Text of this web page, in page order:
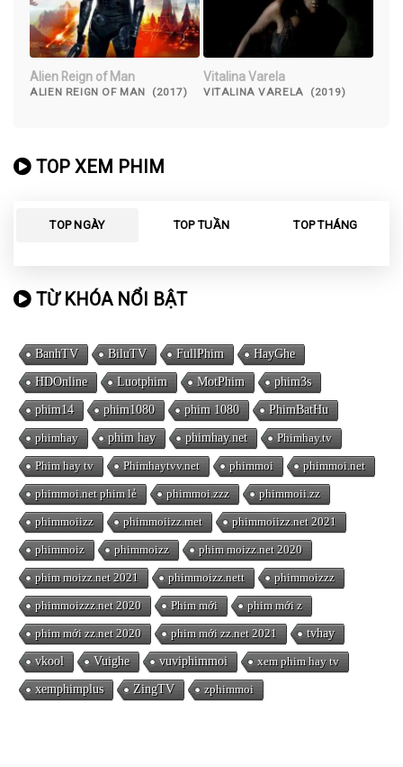
Alien Reign of Man
ALIEN REIGN OF MAN (2017)
Vitalina Varela
VITALINA VARELA (2019)
TOP XEM PHIM
TOP NGÀY TOP TUẦN TOP THÁNG
TỪ KHÓA NỔI BẬT
BanhTV BiluTV FullPhim HayGhe
HDOnline Luotphim MotPhim phim3s
phim14 phim1080 phim 1080 PhimBatHu
phimhay phim hay phimhay.net Phimhay.tv
Phim hay tv Phimhaytvv.net phimmoi phimmoi.net
phimmoi.net phim lẻ phimmoi.zzz phimmoii.zz
phimmoiizz phimmoiizz.met phimmoiizz.net 2021
phimmoiz phimmoizz phim moizz.net 2020
phim moizz.net 2021 phimmoizz.nett phimmoizzz
phimmoizzz.net 2020 Phim mới phim mới z
phim mới zz.net 2020 phim mới zz.net 2021 tvhay
vkool Vuighe vuviphimmoi xem phim hay tv
xemphimplus ZingTV zphimmoi